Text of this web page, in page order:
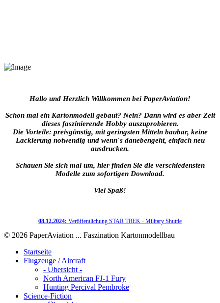
Hallo und Herzlich Willkommen bei PaperAviation!
Schon mal ein Kartonmodell gebaut? Nein? Dann wird es aber Zeit
dieses faszinierende Hobby auszuprobieren.
Die Vorteile: preisgünstig, mit geringsten Mitteln baubar, keine
Lackierung notwendig und wenn´s danebengeht, einfach neu
ausdrucken.
Schauen Sie sich mal um, hier finden Sie die verschiedensten
Modelle zum sofortigen Download.
Viel Spaß!
08.12.2024: Veröffentlichung STAR TREK - Military Shuttle
© 2026 PaperAviation ... Faszination Kartonmodellbau
Startseite
Flugzeuge / Aircraft
- Übersicht -
North American FJ-1 Fury
Hunting Percival Pembroke
Science-Fiction